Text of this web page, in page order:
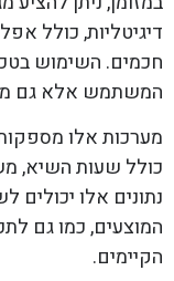
דיגיטליות, כולל
חכמים. השימוש
המשתמש אלא גם
מערכות אלו
כולל שעות השיא,
נתונים אלו
המוצעים, כמו גם
הקיימים.